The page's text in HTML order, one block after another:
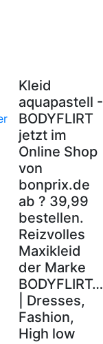
Kleid
aquapastell -
BODYFLIRT
jetzt im
Online Shop
von
bonprix.de
ab ? 39,99
bestellen.
Reizvolles
Maxikleid
der Marke
BODYFLIRT…
| Dresses,
Fashion,
High low